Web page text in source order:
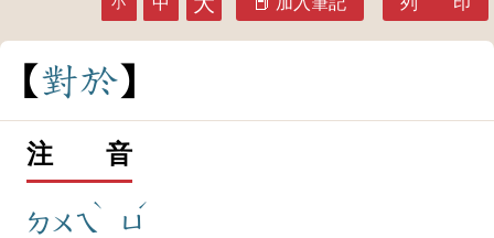
小
對於
注 音
ㄉㄨㄟ
ˋ
ㄩ
ˊ